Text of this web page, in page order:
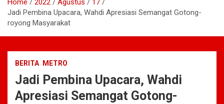
Home 2022 Agustus
17
Jadi Pembina Upacara, Wahdi Apresiasi Semangat Gotong-
royong Masyarakat
BERITA METRO
Jadi Pembina Upacara, Wahdi
Apresiasi Semangat Gotong-